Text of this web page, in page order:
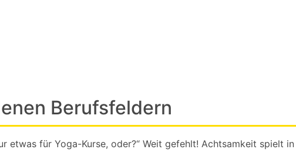
Berufsfeldern
für Yoga-Kurse, oder?“ Weit gefehlt! Achtsamkeit spielt